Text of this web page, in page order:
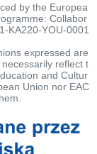
by the Europea
Collabor
KA220-YOU-0001
expressed are
reflect t
and Cultur
Union nor EAC